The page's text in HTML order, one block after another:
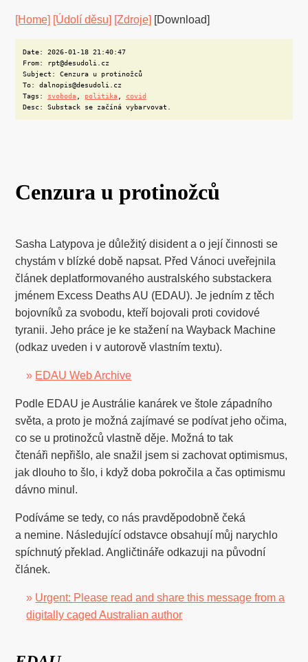
[Home] [Údolí děsu] [Zdroje] [Download]
Date: 2026-01-18 21:40:47
From: rpt@desudoli.cz
Subject: Cenzura u protinožců
To: dalnopis@desudoli.cz
Tags:
svoboda, politika,
covid
Desc: Substack se začíná vybarvovat.
Cenzura u protinožců
Sasha Latypova je důležitý disident a o její činnosti se
chystám v blízké době napsat. Před Vánoci uveřejnila
článek deplatformovaného australského substackera
jménem Excess Deaths AU (EDAU). Je jedním z těch
bojovníků za svobodu, kteří bojovali proti covidové
tyranii. Jeho práce je ke stažení na Wayback Machine
(odkaz uveden i v autorově vlastním textu).
» EDAU Web Archive
Podle EDAU je Austrálie kanárek ve štole západního
světa, a proto je možná zajímavé se podívat jeho očima,
co se u protinožců vlastně děje. Možná to tak
čtenáři nepřišlo, ale snažil jsem si zachovat optimismus,
jak dlouho to šlo, i když doba pokročila a čas optimismu
dávno minul.
Podíváme se tedy, co nás pravděpodobně čeká
a nemine. Následující odstavce obsahují můj narychlo
spíchnutý překlad. Angličtináře odkazuji na původní
článek.
» Urgent: Please read and share this message from a
digitally caged Australian author